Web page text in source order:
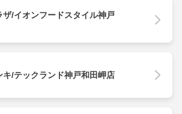
ザ/イオンフードスタイル神戸
キ/テックランド神戸和田岬店